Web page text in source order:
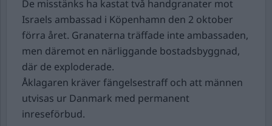
De misstänks ha kastat två handgranater mot
Israels ambassad i Köpenhamn den 2 oktober
förra året. Granaterna träffade inte ambassaden,
men däremot en närliggande bostadsbyggnad,
där de exploderade.
Åklagaren kräver fängelsestraff och att männen
utvisas ur Danmark med permanent
inreseförbud.